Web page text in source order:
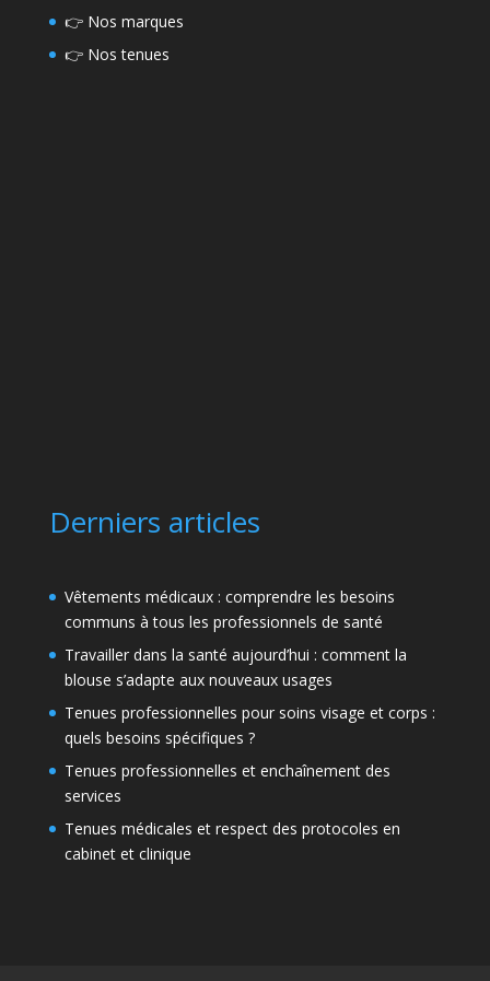
👉 Nos marques
👉 Nos tenues
Derniers articles
Vêtements médicaux : comprendre les besoins
communs à tous les professionnels de santé
Travailler dans la santé aujourd’hui : comment la
blouse s’adapte aux nouveaux usages
Tenues professionnelles pour soins visage et corps :
quels besoins spécifiques ?
Tenues professionnelles et enchaînement des
services
Tenues médicales et respect des protocoles en
cabinet et clinique